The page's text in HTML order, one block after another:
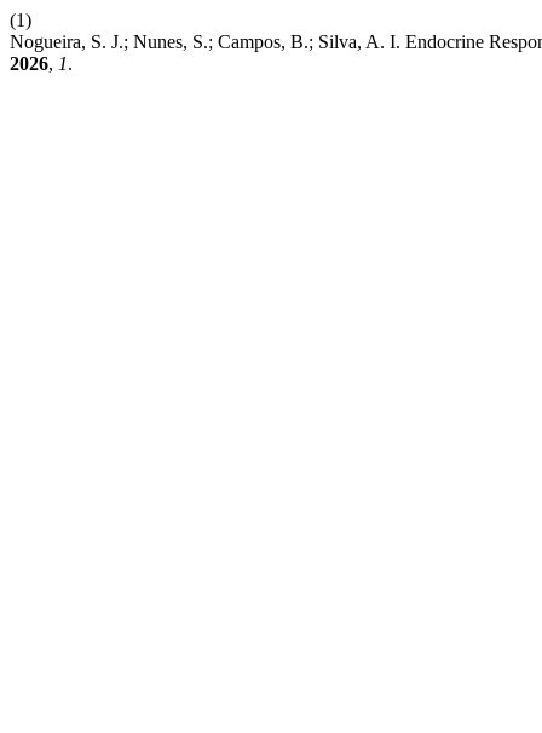
(1)
Nogueira, S. J.; Nunes, S.; Campos, B.; Silva, A. I. Endocrine
2026, 1.